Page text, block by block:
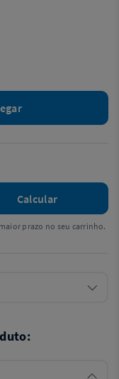
Calcular
prazo no seu carrinho.